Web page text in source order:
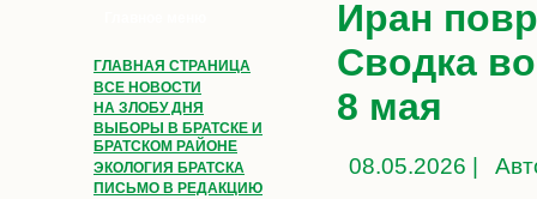
ГЛАВНАЯ СТРАНИЦА
ВСЕ НОВОСТИ
НА ЗЛОБУ ДНЯ
ВЫБОРЫ В БРАТСКЕ И
БРАТСКОМ РАЙОНЕ
ЭКОЛОГИЯ БРАТСКА
ПИСЬМО В РЕДАКЦИЮ
Иран
Сводка
8 мая
08.05.2026 |